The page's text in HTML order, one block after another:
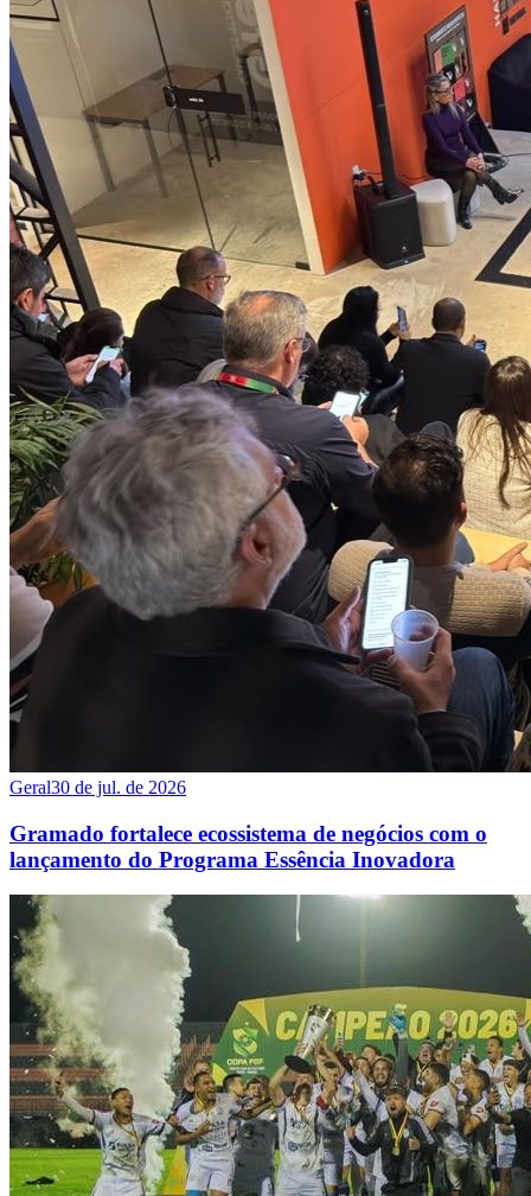
Geral30 de jul. de 2026
Gramado fortalece ecossistema de negócios com o
lançamento do Programa Essência Inovadora